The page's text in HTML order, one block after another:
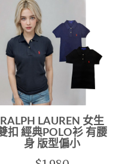
RALPH LAUREN 女生
扣 經典POLO衫 有腰
身 版型偏小